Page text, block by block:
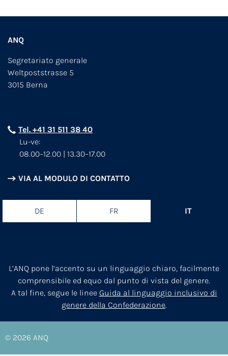
ANQ
Segretariato generale
Weltpoststrasse 5
3015 Berna
Tel. +41 31 511 38 40
Lu-ve:
08.00–12.00 | 13.30–17.00
VIA AL MODULO DI CONTATTO
DE FR IT
L’ANQ pone l’accento su un linguaggio chiaro, facilmente
comprensibile ed equo dal punto di vista del genere.
A tal fine, segue le linee Guida al linguaggio inclusivo di
genere della Confederazione.
© 2026 ANQ